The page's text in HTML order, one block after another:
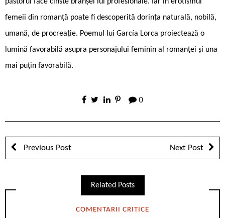
femeii din romanță poate fi descoperită dorința naturală, nobilă,
umană, de procreație. Poemul lui García Lorca proiectează o
lumină favorabilă asupra personajului feminin al romanței și una
mai puțin favorabilă.
0
Previous Post Next Post
Related Posts
COMENTARII CRITICE